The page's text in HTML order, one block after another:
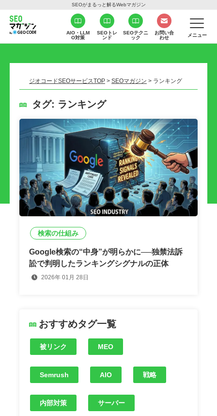
SEOがまるっと解るWebマガジン
AIO・LLM
O対策
SEOトレ
ンド
SEOテクニ
ック
お問い合
わせ
メニュー
ジオコードSEOサービスTOP > SEOマガジン > ランキング
タグ: ランキング
検索の仕組み
Google検索の“中身”が明らかに──独禁法訴
訟で判明したランキングシグナルの正体
2026年 01月 28日
おすすめタグ一覧
被リンク MEO
Semrush AIO 戦略
内部対策 サーバー